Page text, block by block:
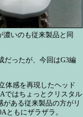
濃いのも従来製品と同
だったが、今回はG3編
体感を再現したヘッド
ではちょっとクリスタル
ある従来製品の方がリ
ともにザラザラ。